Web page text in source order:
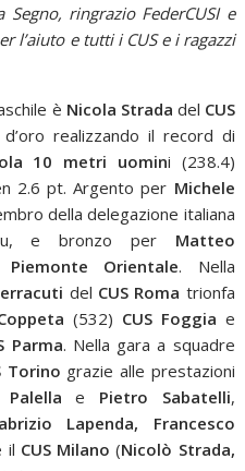
ringrazio FederCUSI e
l’aiuto e tutti i CUS e i ragazzi
è Nicola Strada del CUS
realizzando il record di
10 metri uomini (238.4)
2.6 pt. Argento per Michele
della delegazione italiana
e bronzo per Matteo
Piemonte Orientale. Nella
del CUS Roma trionfa
(532) CUS Foggia e
Parma. Nella gara a squadre
Torino grazie alle prestazioni
e Pietro Sabatelli,
Lapenda, Francesco
il CUS Milano (Nicolò Strada,